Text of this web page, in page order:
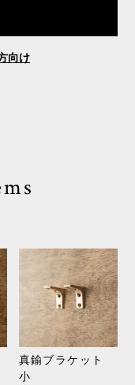
向け
真鍮ブラケット
小